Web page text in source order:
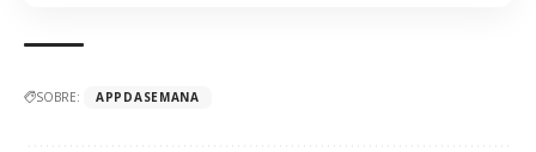
SOBRE: APPDASEMANA